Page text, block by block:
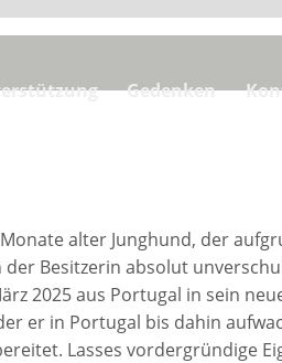
Gedenken
Monate alter Junghund, der
Besitzerin absolut
2025 aus Portugal in sein
er in Portugal bis dahin
Lasses vordergründige